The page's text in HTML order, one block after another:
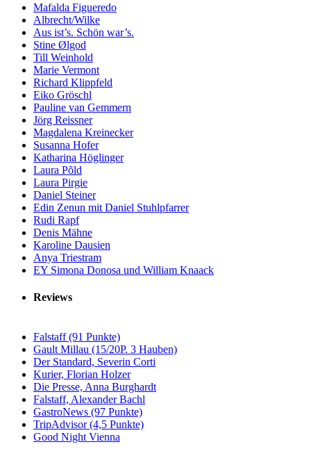
Mafalda Figueredo
Albrecht/Wilke
Aus ist’s. Schön war’s.
Stine Ølgod
Till Weinhold
Marie Vermont
Richard Klippfeld
Eiko Gröschl
Pauline van Gemmern
Jörg Reissner
Magdalena Kreinecker
Susanna Hofer
Katharina Höglinger
Laura Põld
Laura Pirgie
Daniel Steiner
Edin Zenun mit Daniel Stuhlpfarrer
Rudi Rapf
Denis Mähne
Karoline Dausien
Anya Triestram
EY Simona Donosa und William Knaack
Reviews
Falstaff (91 Punkte)
Gault Millau (15/20P. 3 Hauben)
Der Standard, Severin Corti
Kurier, Florian Holzer
Die Presse, Anna Burghardt
Falstaff, Alexander Bachl
GastroNews (97 Punkte)
TripAdvisor (4,5 Punkte)
Good Night Vienna